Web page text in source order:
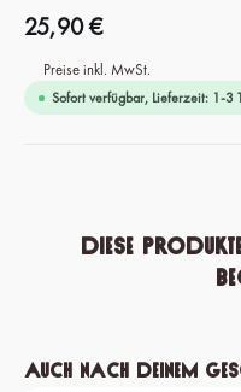
25,90 €
Preise inkl. MwSt.
Sofort verfügbar, Lieferzeit: 1-3
Diese
Produktgalerie überspringen
Auch nach deinem